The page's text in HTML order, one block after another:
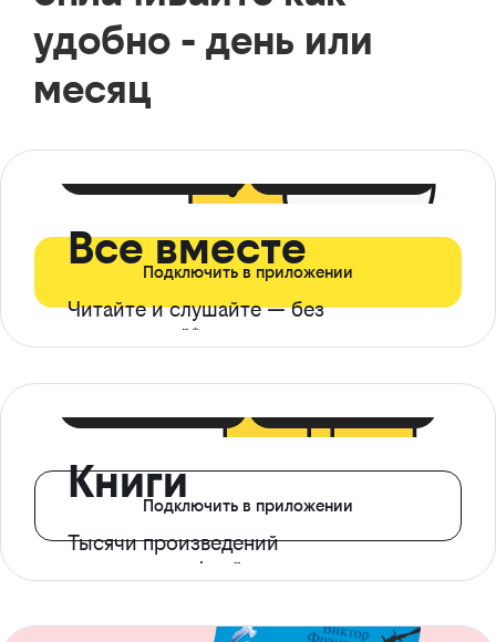
удобно - день или
месяц
Все вместе
Читайте и слушайте — без
ограничений*
Подключить в приложении
Книги
Тысячи произведений
с доступом офлайн
Подключить в приложении